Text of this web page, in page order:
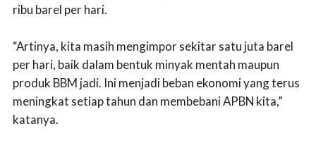
ribu barel per hari.
“Artinya, kita masih mengimpor sekitar satu juta barel
per hari, baik dalam bentuk minyak mentah maupun
produk BBM jadi. Ini menjadi beban ekonomi yang terus
meningkat setiap tahun dan membebani APBN kita,”
katanya.